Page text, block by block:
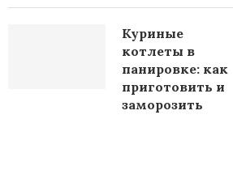
Куриные
котлеты в
панировке: как
приготовить и
заморозить